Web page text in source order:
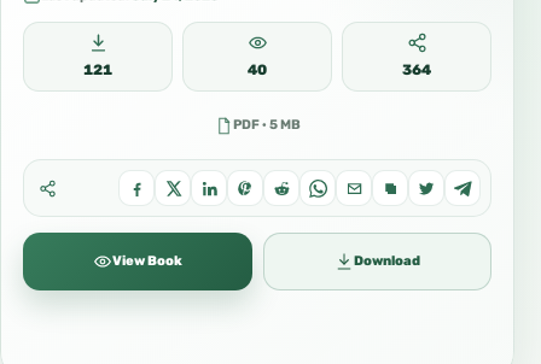
121 40 364
PDF · 5 MB
View Book Download